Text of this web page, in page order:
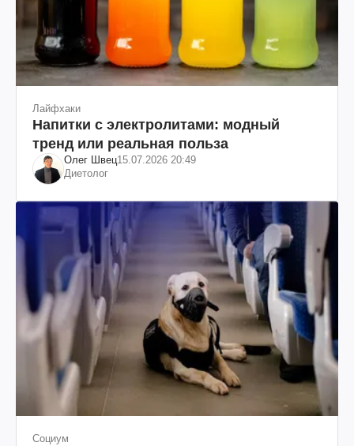
Лайфхаки
Напитки с электролитами: модный
тренд или реальная польза
Олег Швец15.07.2026 20:49
Диетолог
Социум